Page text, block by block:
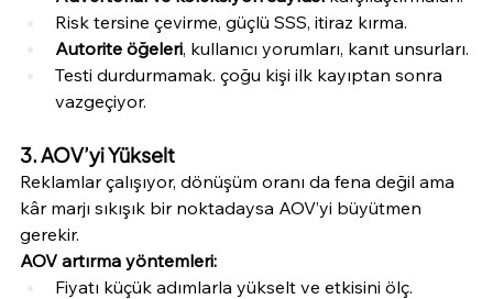
Risk tersine çevirme, güçlü SSS, itiraz kırma.
Autorite öğeleri, kullanıcı yorumları, kanıt unsurları.
Testi durdurmamak. çoğu kişi ilk kayıptan sonra
vazgeçiyor.
3. AOV’yi Yükselt
Reklamlar çalışıyor, dönüşüm oranı da fena değil ama
kâr marjı sıkışık bir noktadaysa AOV’yi büyütmen
gerekir.
AOV artırma yöntemleri:
Fiyatı küçük adımlarla yükselt ve etkisini ölç.